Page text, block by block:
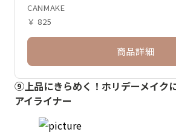
CANMAKE
￥ 825
商品詳細
⑨上品にきらめく！ホリデーメイク
アイライナー